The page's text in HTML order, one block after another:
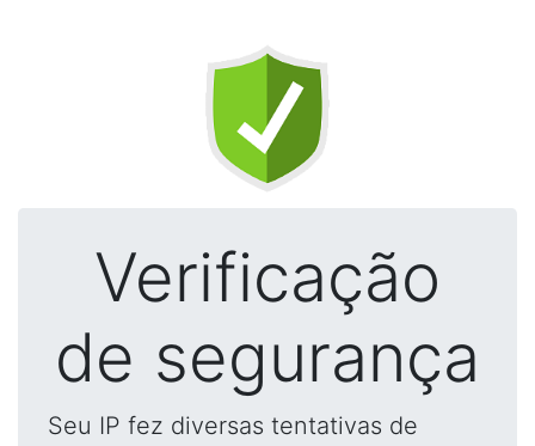
Verificação
de segurança
Seu IP fez diversas tentativas de